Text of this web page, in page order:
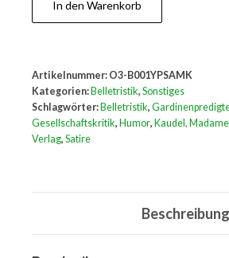
Kaudel's
In den Warenkorb
Artikelnummer: O3-B001YPSAMK
Kategorien: Belletristik, Sonstiges
Schlagwörter: Belletristik,
Gesellschaftskritik, Humor, Kaudel, Madame
Verlag, Satire
Beschreibung